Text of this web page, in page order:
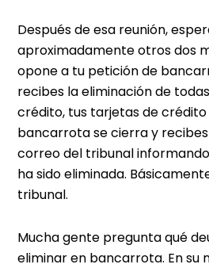
Después de esa reunión,
aproximadamente otros dos
opone a tu petición de
recibes la eliminación de
crédito, tus tarjetas de crédito
bancarrota se cierra y
correo del tribunal
ha sido eliminada.
tribunal.
Mucha gente pregunta qué
eliminar en bancarrota. En su